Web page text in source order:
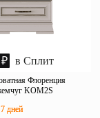
₽ в Сплит
Флоренция
KOM2S
дней